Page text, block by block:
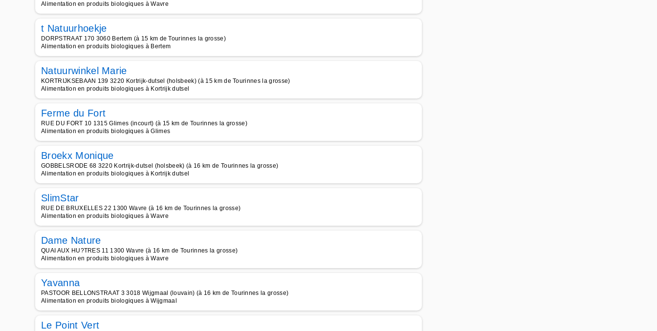
Alimentation en produits biologiques à Wavre
t Natuurhoekje
DORPSTRAAT 170 3060 Bertem (à 15 km de Tourinnes la grosse)
Alimentation en produits biologiques à Bertem
Natuurwinkel Marie
KORTRIJKSEBAAN 139 3220 Kortrijk-dutsel (holsbeek) (à 15 km de Tourinnes la grosse)
Alimentation en produits biologiques à Kortrijk dutsel
Ferme du Fort
RUE DU FORT 10 1315 Glimes (incourt) (à 15 km de Tourinnes la grosse)
Alimentation en produits biologiques à Glimes
Broekx Monique
GOBBELSRODE 68 3220 Kortrijk-dutsel (holsbeek) (à 16 km de Tourinnes la grosse)
Alimentation en produits biologiques à Kortrijk dutsel
SlimStar
RUE DE BRUXELLES 22 1300 Wavre (à 16 km de Tourinnes la grosse)
Alimentation en produits biologiques à Wavre
Dame Nature
QUAI AUX HU?TRES 11 1300 Wavre (à 16 km de Tourinnes la grosse)
Alimentation en produits biologiques à Wavre
Yavanna
PASTOOR BELLONSTRAAT 3 3018 Wijgmaal (louvain) (à 16 km de Tourinnes la grosse)
Alimentation en produits biologiques à Wijgmaal
Le Point Vert